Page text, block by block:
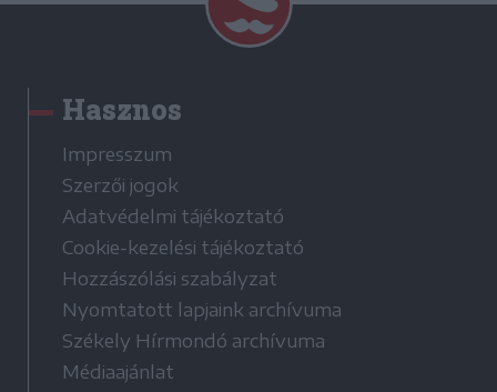
Hasznos
Impresszum
Szerzői jogok
Adatvédelmi tájékoztató
Cookie-kezelési tájékoztató
Hozzászólási szabályzat
Nyomtatott lapjaink archívuma
Székely Hírmondó archívuma
Médiaajánlat